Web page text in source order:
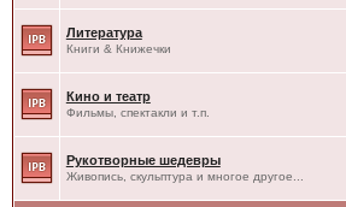
Литература
Книги & Книжечки
Кино и театр
Фильмы, спектакли и т.п.
Рукотворные шедевры
Живопись, скульптура и многое другое...